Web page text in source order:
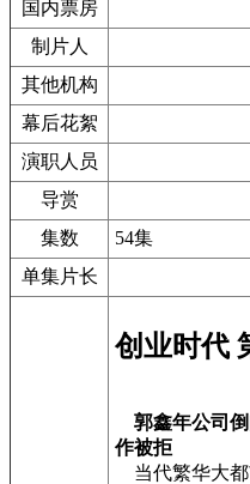
国内票房
制片人
其他机构
幕后花絮
演职人员
导赏
集数
54集
单集片长
创业时代
郭鑫年公司
作被拒
当代繁华大都